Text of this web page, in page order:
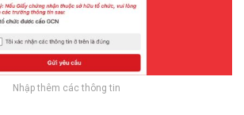
Nhập thêm các thông tin